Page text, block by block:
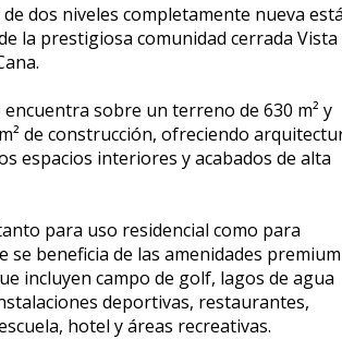
dos niveles completamente nueva
la prestigiosa comunidad cerrada Vista
encuentra sobre un terreno de 630 m² y
de construcción, ofreciendo
espacios interiores y acabados de alta
para uso residencial como para
se beneficia de las amenidades premium
incluyen campo de golf, lagos de agua
deportivas, restaurantes,
hotel y áreas recreativas.